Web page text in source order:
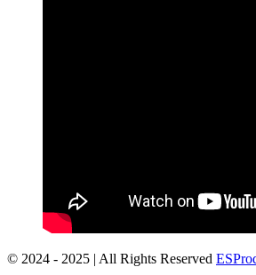
© 2024 - 2025 | All Rights Reserved